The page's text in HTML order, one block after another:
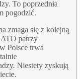
To poprzednia
pogodzić.
zmaga się z kolejną
patrzy
Polsce trwa
Niestety zyskują